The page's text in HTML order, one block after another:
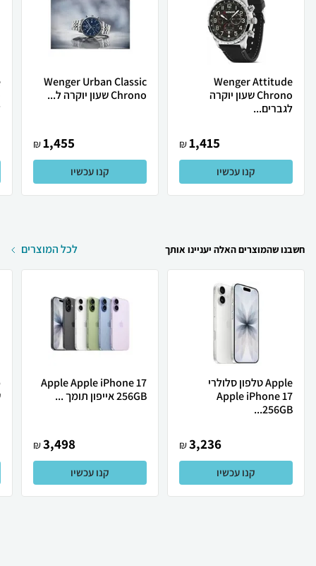
Wenger Attitude
Chrono שעון יוקרה
לגברים...
1,415
₪
קנו עכשיו
Wenger Urban Classic
Chrono שעון יוקרה ל...
1,455
₪
קנו עכשיו
חשבנו שהמוצרים האלה יעניינו אותך לכל המוצרים
Apple טלפון סלולרי
Apple iPhone 17
256GB...
3,236
₪
קנו עכשיו
Apple Apple iPhone 17
256GB אייפון תומך ...
3,498
₪
קנו עכשיו